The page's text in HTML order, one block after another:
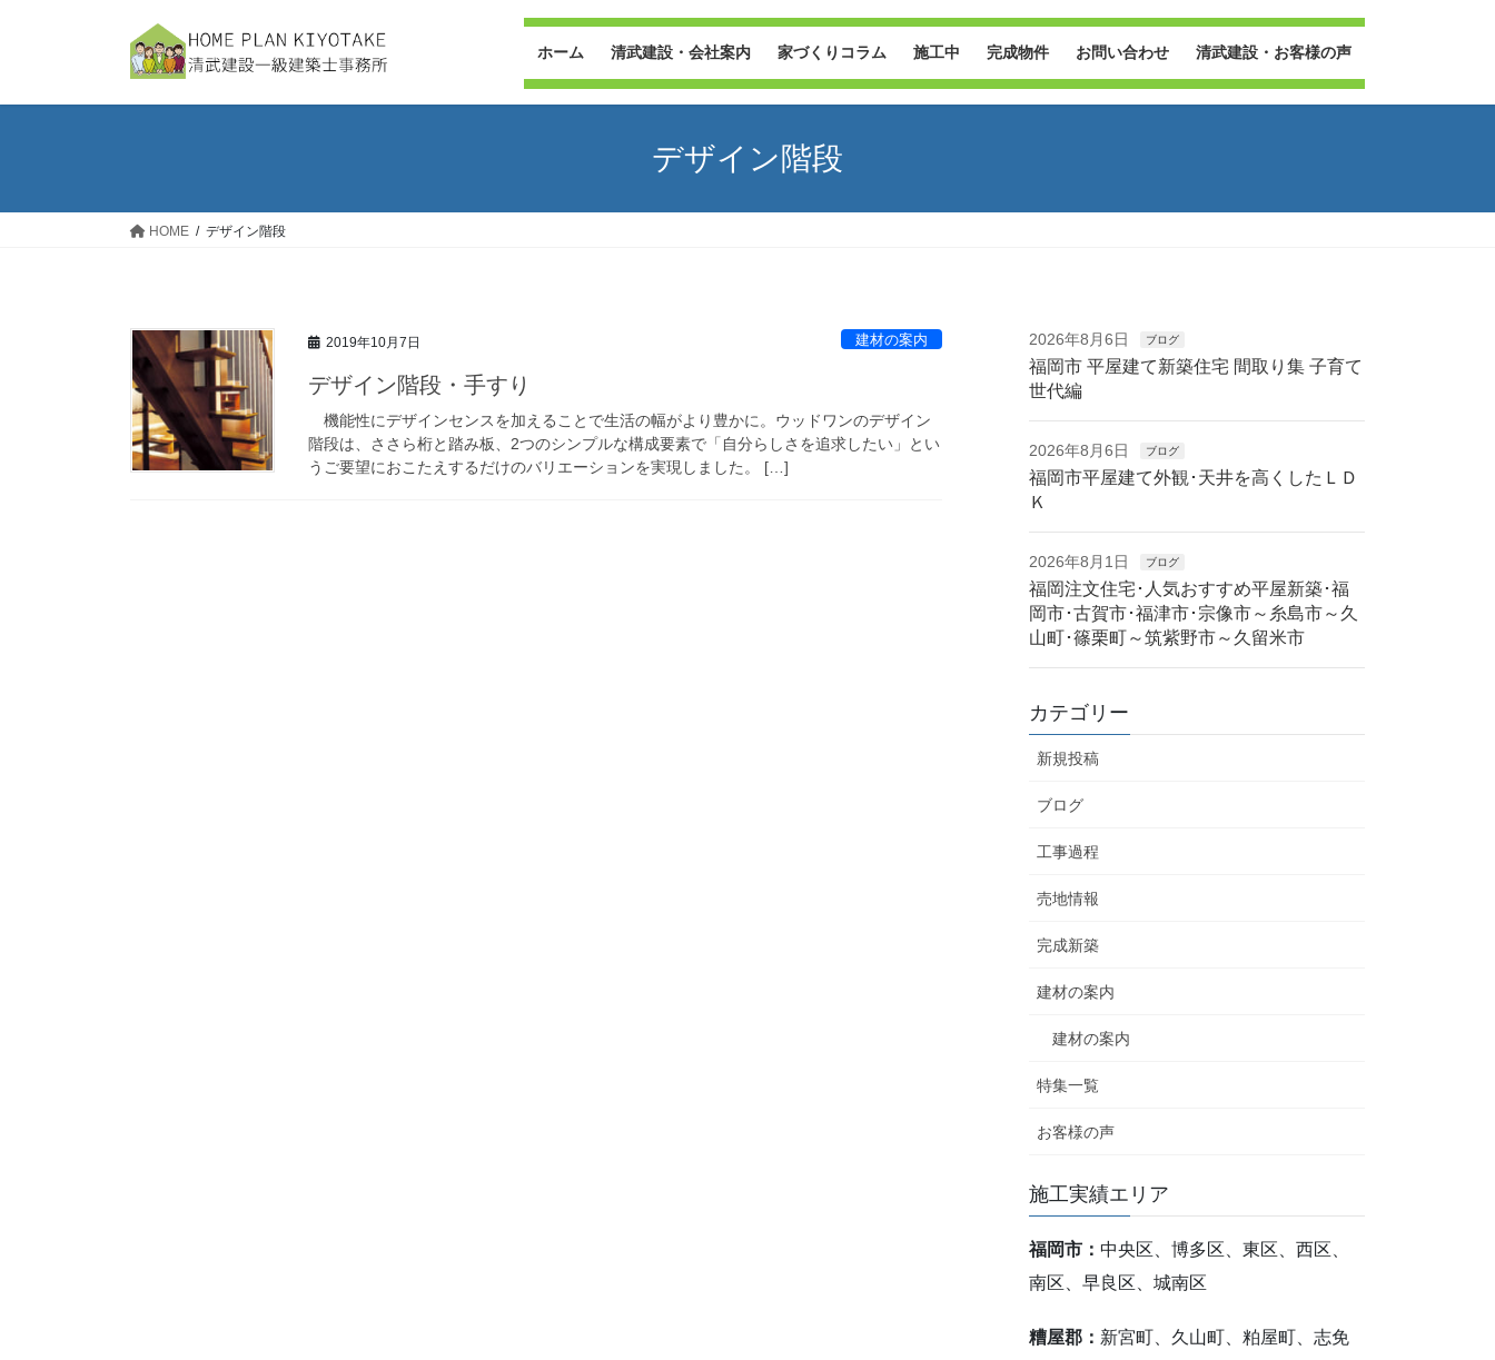
ホーム 清武建設・会社案内 家づくりコラム 施工中 完成物件 お問い合わせ 清武建設・お客様の声
デザイン階段
HOME デザイン階段
2019年10月7日 建材の案内
デザイン階段・手すり
機能性にデザインセンスを加えることで生活の幅がより豊かに。ウッドワンのデザイン
階段は、ささら桁と踏み板、2つのシンプルな構成要素で「自分らしさを追求したい」とい
うご要望におこたえするだけのバリエーションを実現しました。 […]
2026年8月6日 ブログ
福岡市 平屋建て新築住宅 間取り集 子育て
世代編
2026年8月6日 ブログ
福岡市平屋建て外観･天井を高くしたＬＤ
Ｋ
2026年8月1日 ブログ
福岡注文住宅･人気おすすめ平屋新築･福
岡市･古賀市･福津市･宗像市～糸島市～久
山町･篠栗町～筑紫野市～久留米市
カテゴリー
新規投稿
ブログ
工事過程
売地情報
完成新築
建材の案内
建材の案内
特集一覧
お客様の声
施工実績エリア
福岡市：中央区、博多区、東区、西区、
南区、早良区、城南区
糟屋郡： 新宮町、久山町、粕屋町、志免